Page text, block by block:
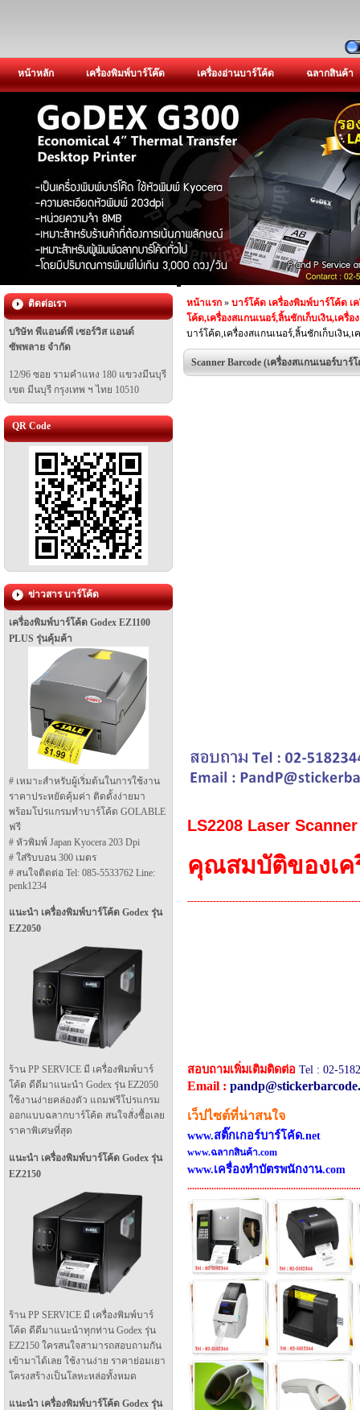
หน้าหลัก เครื่องพิมพ์บาร์โค๊ด เครื่องอ่านบาร์โค้ด ฉลากสินค้า
ติดต่อเรา
บริษัท พีแอนด์พี เซอร์วิส แอนด์
ซัพพลาย จำกัด
12/96 ซอย รามคำแหง 180 แขวงมีนบุรี
เขต มีนบุรี กรุงเทพ ฯ ไทย 10510
QR Code
ข่าวสาร บาร์โค้ด
เครื่องพิมพ์บาร์โค้ด Godex EZ1100
PLUS รุ่นคุ้มค้า
# เหมาะสำหรับผู้เริ่มต้นในการใช้งาน
ราคาประหยัดคุ้มค่า ติดตั้งง่ายมา
พร้อมโปรแกรมทำบาร์โค้ด GOLABLE
ฟรี
# หัวพิมพ์ Japan Kyocera 203 Dpi
# ใส่ริบบอน 300 เมตร
# สนใจติดต่อ Tel: 085-5533762 Line:
penk1234
แนะนำ เครื่องพิมพ์บาร์โค้ด Godex รุ่น
EZ2050
ร้าน PP SERVICE มี เครื่องพิมพ์บาร์
โค้ด ดีดีมาแนะนำ Godex รุ่น EZ2050
ใช้งานง่ายคล่องตัว แถมฟรีโปรแกรม
ออกแบบฉลากบาร์โค้ด สนใจสั่งซื้อเลย
ราคาพิเศษที่สุด
แนะนำ เครื่องพิมพ์บาร์โค้ด Godex รุ่น
EZ2150
ร้าน PP SERVICE มี เครื่องพิมพ์บาร์
โค้ด ดีดีมาแนะนำทุกท่าน Godex รุ่น
EZ2150 ใครสนใจสามารถสอบถามกัน
เข้ามาได้เลย ใช้งานง่าย ราคาย่อมเยา
โครงสร้างเป็นโลหะหล่อทั้งหมด
แนะนำ เครื่องพิมพ์บาร์โค้ด Godex รุ่น
หน้าแรก » บาร์โค้ด เครื่องพิมพ์บาร์โค้ด เ
โค้ด,เครื่องสแกนเนอร์,ลิ้นชักเก็บเงิน,เครื่
บาร์โค้ด,เครื่องสแกนเนอร์,ลิ้นชักเก็บเงิน,เ
Scanner Barcode (เครื่องสแกนเนอร์บาร์
LS2208 Laser Scanner
คุณสมบัติของเค
------------------------------------------------------
สอบถามเพิ่มเติมติดต่อ Tel : 02-
Email :
เว็ปไซต์ที่น่าสนใจ
www.สติ๊กเกอร์บาร์โค้ด.net
www.ฉลากสินค้า.com
www.เครื่องทำบัตรพนักงาน.com
........................................................................